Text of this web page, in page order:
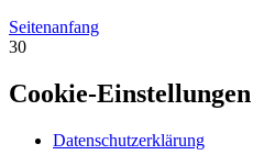
Seitenanfang
30
Cookie-Einstellungen
Datenschutzerklärung